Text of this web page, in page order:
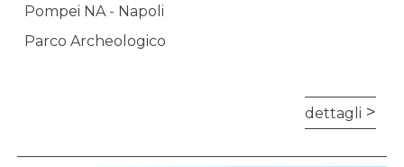
Pompei NA - Napoli
Parco Archeologico
dettagli